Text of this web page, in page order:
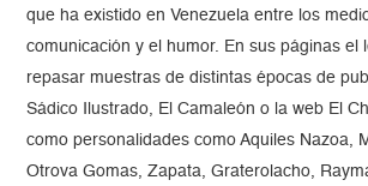
que ha existido en Venezuela entre los
comunicación y el humor. En sus páginas el
repasar muestras de distintas épocas de
Sádico Ilustrado, El Camaleón o la web El
como personalidades como Aquiles Nazoa,
Otrova Gomas, Zapata, Graterolacho,